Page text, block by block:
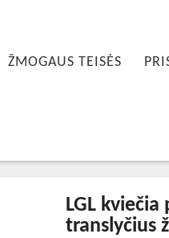
ŽMOGAUS TEISĖS
LGL
translyčius